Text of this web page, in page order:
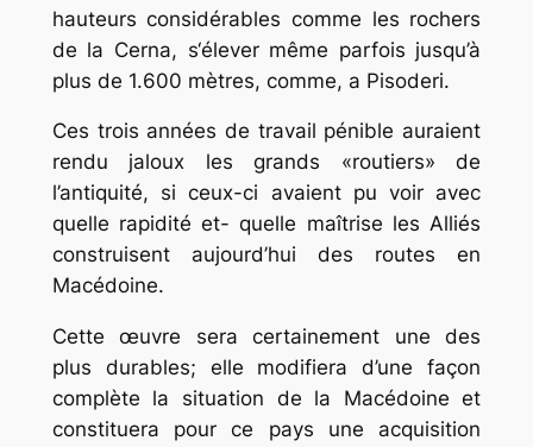
hauteurs considérables comme les rochers
de la Cerna, s‘élever même parfois jusqu’à
plus de 1.600 mètres, comme, a Pisoderi.
Ces trois années de travail pénible auraient
rendu jaloux les grands «routiers» de
l’antiquité, si ceux-ci avaient pu voir avec
quelle rapidité et- quelle maîtrise les Alliés
construisent aujourd’hui des routes en
Macédoine.
Cette œuvre sera certainement une des
plus durables; elle modifiera d’une façon
complète la situation de la Macédoine et
constituera pour ce pays une acquisition